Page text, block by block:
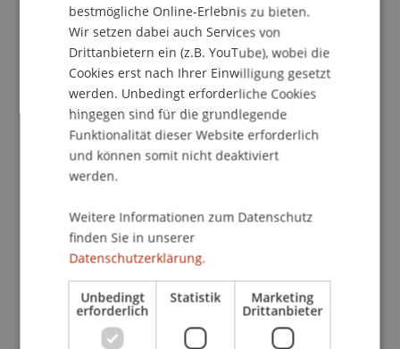
International Office
In der Informationsveranstaltung für
Bachelorstudierende erhalten Interessierte einen
Überblick über die verschiedenen Möglichkeiten
eines Auslandsstudiums sowie über
Förderprogramme. Diese Veranstaltung
vermittelt den Studierenden das nötige
Grundwissen zum Thema Auslandsaufenthalte im
Lage sind zu entscheiden, welche Optionen für sie
in Frage kommen und sich durch eine evtl.
Einzelberatung gezielt über Bewerbungstermine
und spezifischen Anforderungen informieren
können. Besuchen Sie die Veranstaltung gleich zu
Beginn Ihres Studiums, damit Sie keine Fristen
bestmögliche Online-Erlebnis zu bieten.
Wir setzen dabei auch Services von
Drittanbietern ein (z.B. YouTube), wobei die
Cookies erst nach Ihrer Einwilligung gesetzt
werden. Unbedingt erforderliche Cookies
hingegen sind für die grundlegende
Funktionalität dieser Website erforderlich
und können somit nicht deaktiviert
werden.
Weitere Informationen zum Datenschutz
finden Sie in unserer
Datenschutzerklärung.
Unbedingt
erforderlich
Statistik Marketing
Drittanbieter